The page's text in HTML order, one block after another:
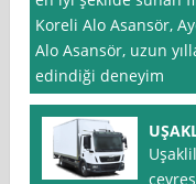
Koreli Alo Asansör,
Alo Asansör, uzun
edindiği deneyim